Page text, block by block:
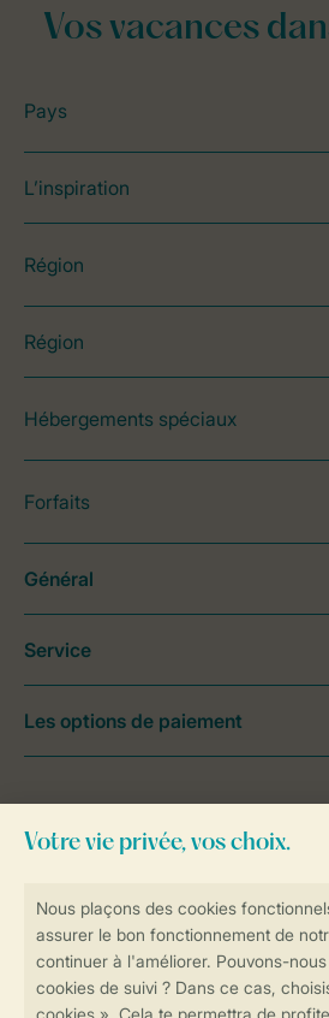
Vos vacances
Pays
L’inspiration
Région
Région
Hébergements spéciaux
Forfaits
contactez notreContact Center.
Général
Service
Les options de paiement